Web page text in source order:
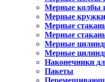
Мерные колбы
Мерные кружки
Мерные
Мерные
Мерные
Мерные
Наконечники
Пакеты